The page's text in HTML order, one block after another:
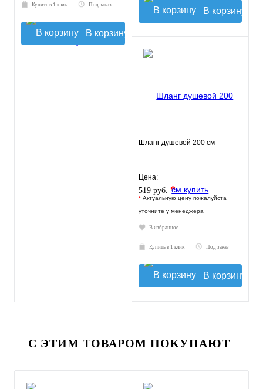
Купить в 1 клик Под заказ
В корзину
В корзину
Шланг душевой 200 см
Цена:
519 руб. *
* Актуальную цену пожалуйста
уточните у менеджера
В избранное
Купить в 1 клик Под заказ
В корзину
С ЭТИМ ТОВАРОМ ПОКУПАЮТ